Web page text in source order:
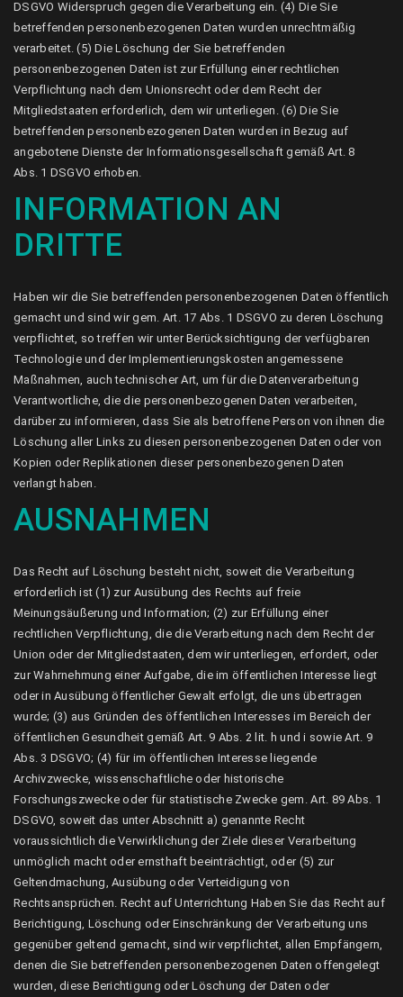
DSGVO Widerspruch gegen die Verarbeitung ein. (4) Die Sie
betreffenden personenbezogenen Daten wurden unrechtmäßig
verarbeitet. (5) Die Löschung der Sie betreffenden
personenbezogenen Daten ist zur Erfüllung einer rechtlichen
Verpflichtung nach dem Unionsrecht oder dem Recht der
Mitgliedstaaten erforderlich, dem wir unterliegen. (6) Die Sie
betreffenden personenbezogenen Daten wurden in Bezug auf
angebotene Dienste der Informationsgesellschaft gemäß Art. 8
Abs. 1 DSGVO erhoben.
INFORMATION AN
DRITTE
Haben wir die Sie betreffenden personenbezogenen Daten öffentlich
gemacht und sind wir gem. Art. 17 Abs. 1 DSGVO zu deren Löschung
verpflichtet, so treffen wir unter Berücksichtigung der verfügbaren
Technologie und der Implementierungskosten angemessene
Maßnahmen, auch technischer Art, um für die Datenverarbeitung
Verantwortliche, die die personenbezogenen Daten verarbeiten,
darüber zu informieren, dass Sie als betroffene Person von ihnen die
Löschung aller Links zu diesen personenbezogenen Daten oder von
Kopien oder Replikationen dieser personenbezogenen Daten
verlangt haben.
AUSNAHMEN
Das Recht auf Löschung besteht nicht, soweit die Verarbeitung
erforderlich ist (1) zur Ausübung des Rechts auf freie
Meinungsäußerung und Information; (2) zur Erfüllung einer
rechtlichen Verpflichtung, die die Verarbeitung nach dem Recht der
Union oder der Mitgliedstaaten, dem wir unterliegen, erfordert, oder
zur Wahrnehmung einer Aufgabe, die im öffentlichen Interesse liegt
oder in Ausübung öffentlicher Gewalt erfolgt, die uns übertragen
wurde; (3) aus Gründen des öffentlichen Interesses im Bereich der
öffentlichen Gesundheit gemäß Art. 9 Abs. 2 lit. h und i sowie Art. 9
Abs. 3 DSGVO; (4) für im öffentlichen Interesse liegende
Archivzwecke, wissenschaftliche oder historische
Forschungszwecke oder für statistische Zwecke gem. Art. 89 Abs. 1
DSGVO, soweit das unter Abschnitt a) genannte Recht
voraussichtlich die Verwirklichung der Ziele dieser Verarbeitung
unmöglich macht oder ernsthaft beeinträchtigt, oder (5) zur
Geltendmachung, Ausübung oder Verteidigung von
Rechtsansprüchen. Recht auf Unterrichtung Haben Sie das Recht auf
Berichtigung, Löschung oder Einschränkung der Verarbeitung uns
gegenüber geltend gemacht, sind wir verpflichtet, allen Empfängern,
denen die Sie betreffenden personenbezogenen Daten offengelegt
wurden, diese Berichtigung oder Löschung der Daten oder